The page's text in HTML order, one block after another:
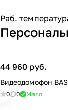
Раб.
44 960 руб.
Видеодомофон
0 0 Мало